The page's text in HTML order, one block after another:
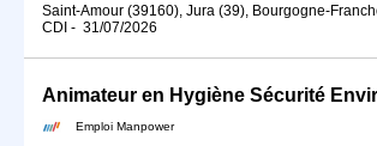
Saint-Amour (39160), Jura (39), Bourgogne-
CDI - 31/07/2026
Emploi Manpower